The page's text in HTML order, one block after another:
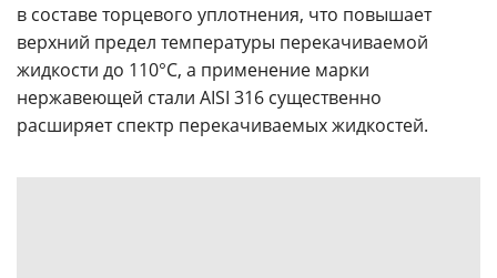
в составе торцевого уплотнения, что повышает
верхний предел температуры перекачиваемой
жидкости до 110°C, а применение марки
нержавеющей стали AISI 316 существенно
расширяет спектр перекачиваемых жидкостей.